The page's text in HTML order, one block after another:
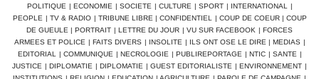
POLITIQUE | ECONOMIE | SOCIETE | CULTURE | SPORT | INTERNATIONAL
|
PEOPLE | TV & RADIO | TRIBUNE LIBRE | CONFIDENTIEL | COUP DE COEUR | COUP
DE GUEULE | PORTRAIT | LETTRE DU JOUR | VU SUR FACEBOOK | FORCES
ARMEES ET POLICE | FAITS DIVERS | INSOLITE | ILS ONT OSE LE DIRE | MEDIAS |
EDITORIAL
| COMMUNIQUE | NECROLOGIE | PUBLIREPORTAGE | NTIC | SANTE |
JUSTICE | DIPLOMATIE | DIPLOMATIE | GUEST EDITORIALISTE | ENVIRONNEMENT |